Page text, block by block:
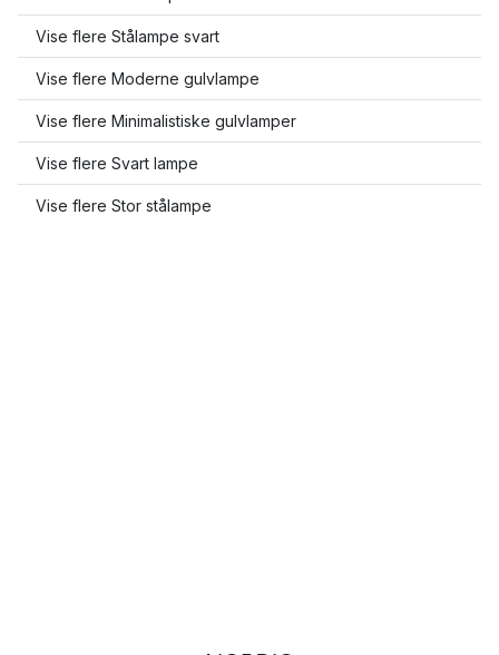
Vise flere Stålampe svart
Vise flere Moderne gulvlampe
Vise flere Minimalistiske gulvlamper
Vise flere Svart lampe
Vise flere Stor stålampe